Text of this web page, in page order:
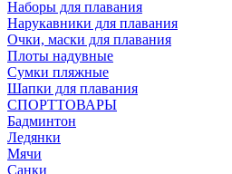
Наборы для плавания
Нарукавники для плавания
Очки, маски для плавания
Плоты надувные
Сумки пляжные
Шапки для плавания
СПОРТТОВАРЫ
Бадминтон
Ледянки
Мячи
Санки